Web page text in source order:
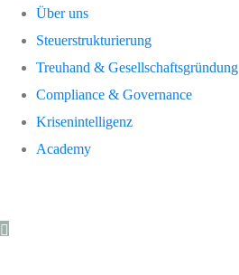
Über uns
Steuerstrukturierung
Treuhand & Gesellschaftsgründung
Compliance & Governance
Krisenintelligenz
Academy